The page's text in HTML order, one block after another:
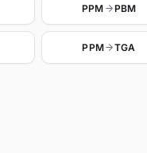
PPM PBM
PPM TGA